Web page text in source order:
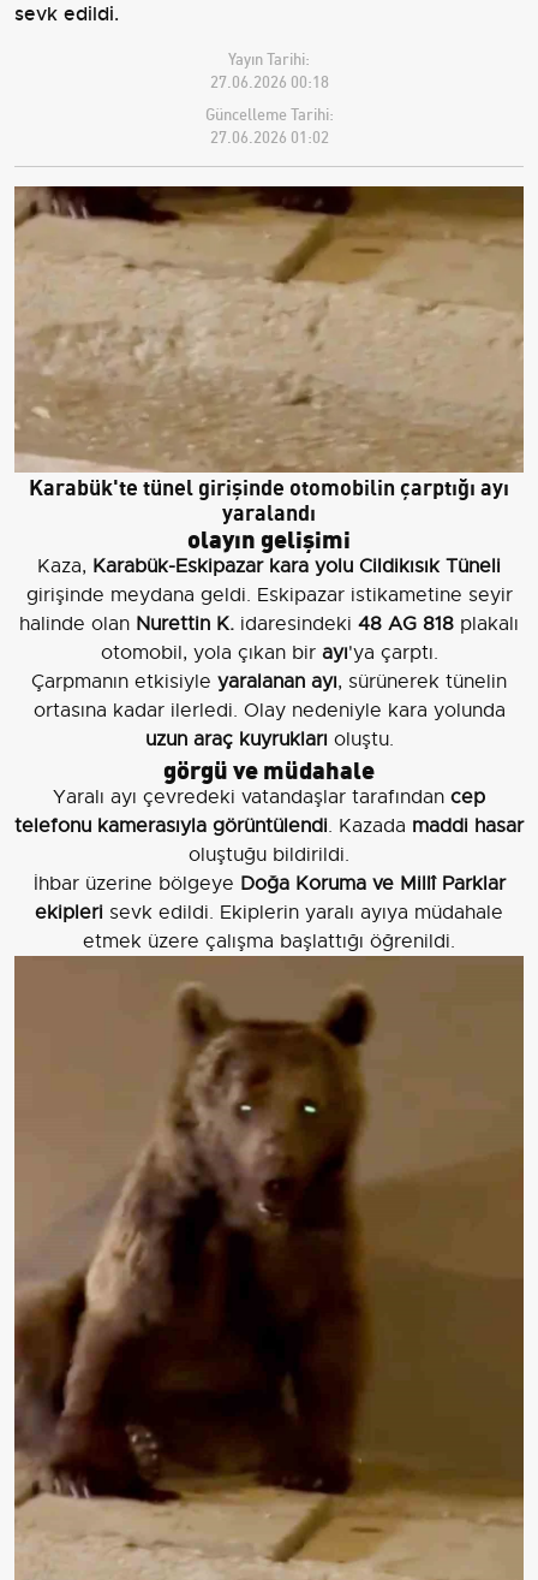
sevk edildi.
Yayın Tarihi:
27.06.2026 00:18
Güncelleme Tarihi:
27.06.2026 01:02
Karabük'te tünel girişinde otomobilin çarptığı ayı
yaralandı
olayın gelişimi
Kaza, Karabük-Eskipazar kara yolu Cildikısık Tüneli
girişinde meydana geldi. Eskipazar istikametine seyir
halinde olan Nurettin K. idaresindeki 48 AG 818 plakalı
otomobil, yola çıkan bir ayı'ya çarptı.
Çarpmanın etkisiyle yaralanan ayı, sürünerek tünelin
ortasına kadar ilerledi. Olay nedeniyle kara yolunda
uzun araç kuyrukları oluştu.
görgü ve müdahale
Yaralı ayı çevredeki vatandaşlar tarafından cep
telefonu kamerasıyla görüntülendi. Kazada maddi hasar
oluştuğu bildirildi.
İhbar üzerine bölgeye Doğa Koruma ve Millî Parklar
ekipleri sevk edildi. Ekiplerin yaralı ayıya müdahale
etmek üzere çalışma başlattığı öğrenildi.